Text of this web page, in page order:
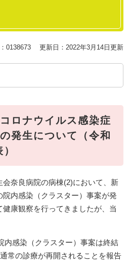
0138673 更新日：2022年3月14日更新
ロナウイルス感染症
発生について（令和
奈良病院の病棟(2)において、新
内感染（クラスター）事案が発
康観察を行ってきましたが、当
内感染（クラスター）事案は終結
常の診療が再開されることを報告